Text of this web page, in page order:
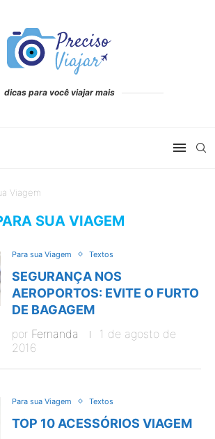
dicas para você viajar mais
Viagem
SUA VIAGEM
Para sua Viagem Textos
SEGURANÇA NOS
AEROPORTOS: EVITE O FURTO
DE BAGAGEM
por Fernanda
1 de agosto de
2016
Para sua Viagem Textos
TOP 10 ACESSÓRIOS VIAGEM